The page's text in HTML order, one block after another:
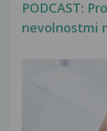
PODCAST:
nevolnostmi